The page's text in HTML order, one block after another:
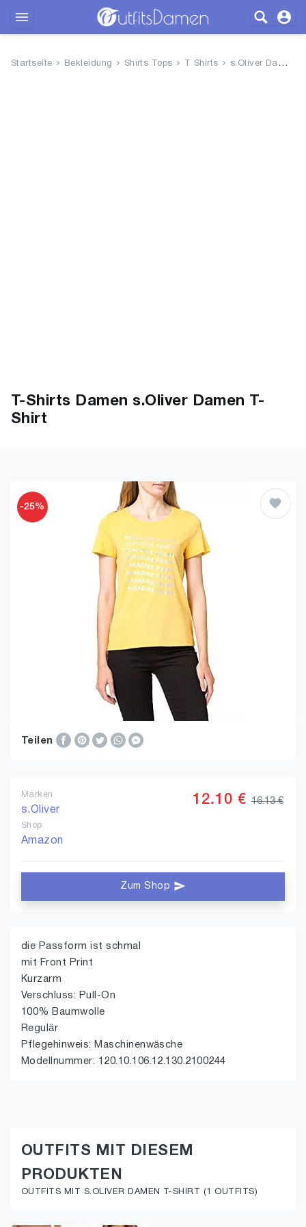
Startseite Bekleidung Shirts Tops T Shirts s.Oliver Damen T-Shirt
T-Shirts Damen s.Oliver Damen T-
Shirt
-25%
Teilen
Marken
s.Oliver
Shop
Amazon
12.10 € 16.13 €
Zum Shop
die Passform ist schmal
mit Front Print
Kurzarm
Verschluss: Pull-On
100% Baumwolle
Regulär
Pflegehinweis: Maschinenwäsche
Modellnummer: 120.10.106.12.130.2100244
OUTFITS MIT DIESEM
PRODUKTEN
OUTFITS MIT S.OLIVER DAMEN T-SHIRT (1 OUTFITS)